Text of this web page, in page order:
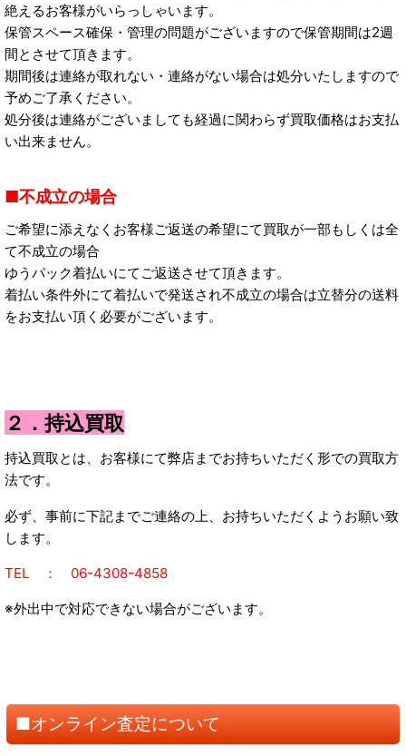
絶えるお客様がいらっしゃいます。
保管スペース確保・管理の問題がございますので保管期間は2週
間とさせて頂きます。
期間後は連絡が取れない・連絡がない場合は処分いたしますので
予めご了承ください。
処分後は連絡がございましても経過に関わらず買取価格はお支払
い出来ません。
不成立の場合
ご希望に添えなくお客様ご返送の希望にて買取が一部もしくは全
て不成立の場合
ゆうパック着払いにてご返送させて頂きます。
着払い条件外にて着払いで発送され不成立の場合は立替分の送料
をお支払い頂く必要がございます。
２．持込買取
持込買取とは、お客様にて弊店までお持ちいただく形での買取方
法です。
必ず、事前に下記までご連絡の上、お持ちいただくようお願い致
します。
TEL ： 06-4308-4858
※外出中で対応できない場合がございます。
■オンライン査定について